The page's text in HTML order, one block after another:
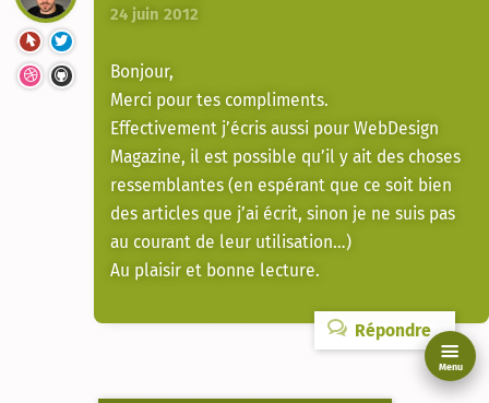
24 juin 2012
Bonjour,
Merci pour tes compliments.
Effectivement j’écris aussi pour WebDesign
Magazine, il est possible qu’il y ait des choses
ressemblantes (en espérant que ce soit bien
des articles que j’ai écrit, sinon je ne suis pas
au courant de leur utilisation…)
Au plaisir et bonne lecture.
Répondre
Menu